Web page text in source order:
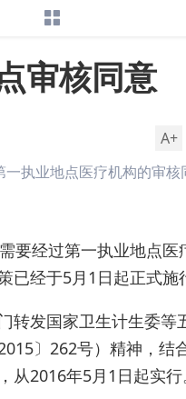
审核同意
A+
执业地点医疗机构的审核
要经过第一执业地点医
已经于5月1日起正式施
转发国家卫生计生委等
〕262号）精神，结
从2016年5月1日起实